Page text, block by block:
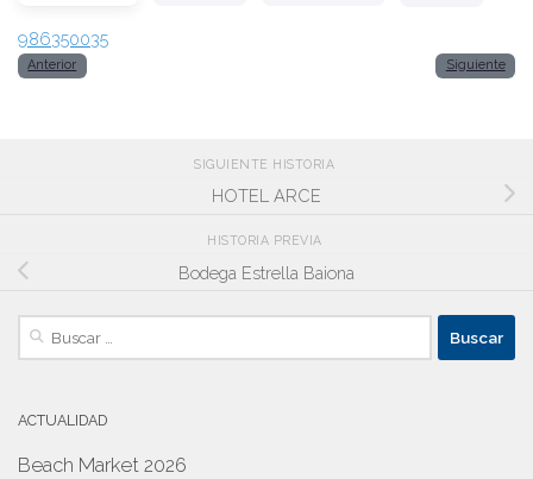
986350035
Anterior Siguiente
SIGUIENTE HISTORIA
HOTEL ARCE
HISTORIA PREVIA
Bodega Estrella Baiona
Buscar:
ACTUALIDAD
Beach Market 2026